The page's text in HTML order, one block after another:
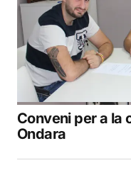
Conveni per a la
Ondara